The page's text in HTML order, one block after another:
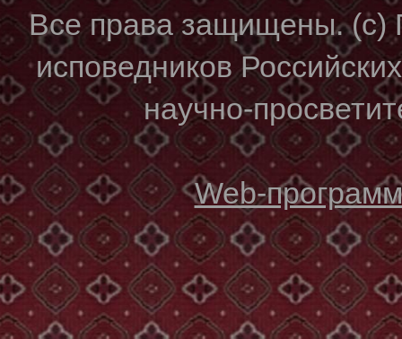
Все права защищены. (с)
исповедников
научно-
Web-